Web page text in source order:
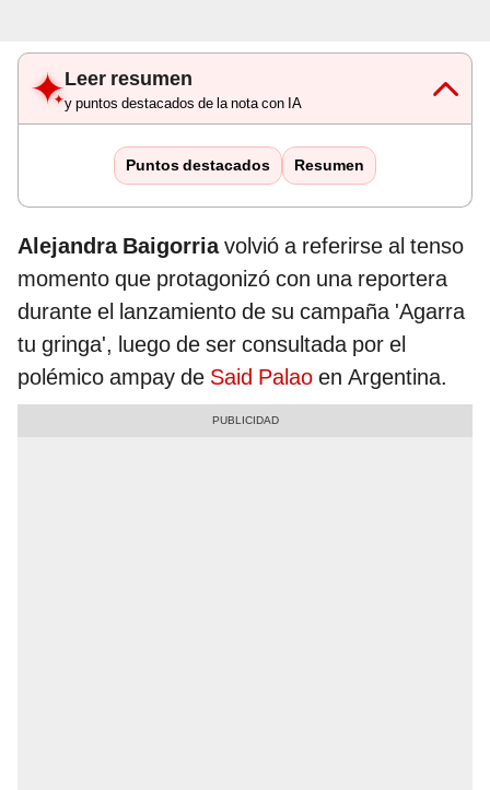
Leer resumen
y puntos destacados de la nota con IA
Puntos destacados Resumen
Alejandra Baigorriavolvió a referirse al tenso
momento que protagonizó con una reportera
durante el lanzamiento de su campaña 'Agarra
tu gringa', luego de ser consultada por el
polémico ampay de Said Palao en Argentina.